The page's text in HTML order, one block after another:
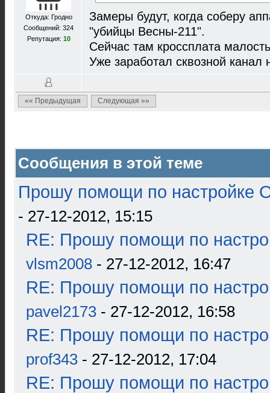
Откуда: Гродно
Сообщений: 324
Репутация: 10
Замеры будут, когда соберу
"убийцы Весны-211".
Сейчас там кроссплата
Уже заработал сквозной
«« Предыдущая Следующая »»
Сообщения в этой теме
Прошу помощи по настройке
- 27-12-2012, 15:15
RE: Прошу помощи по
vlsm2008 - 27-12-2012, 16:47
RE: Прошу помощи по
pavel2173 - 27-12-2012, 16:58
RE: Прошу помощи по
prof343 - 27-12-2012, 17:04
RE: Прошу помощи по